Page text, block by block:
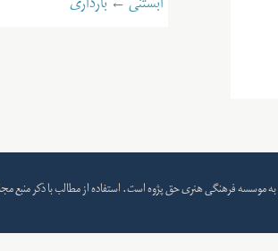
آبستنی ← بارداری
موسسه فرهنگی هنری حق پژوه است. استفاده از مطالب با ذکر منبع